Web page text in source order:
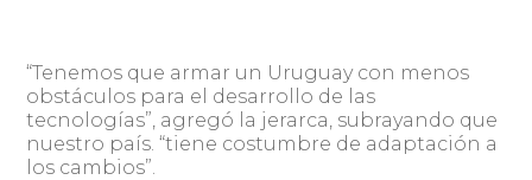
“Tenemos que armar un Uruguay con menos
obstáculos para el desarrollo de las
tecnologías”, agregó la jerarca, subrayando que
nuestro país. “tiene costumbre de adaptación a
los cambios”.